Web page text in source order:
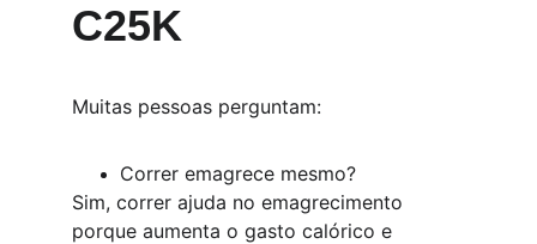
C25K
Muitas pessoas perguntam:
Correr emagrece mesmo?
Sim, correr ajuda no emagrecimento
porque aumenta o gasto calórico e